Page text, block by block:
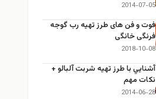
2014-07-05
فوت و فن های طرز تهیه رب گوجه
فرنگی خانگی
2018-10-08
آشنايي با طرز تهيه شربت آلبالو +
نكات مهم
2014-06-28